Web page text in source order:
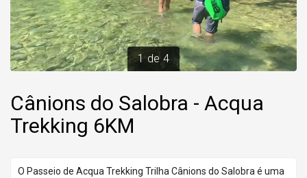
1 de 4
Cânions do Salobra - Acqua
Trekking 6KM
O Passeio de Acqua Trekking Trilha Cânions do Salobra é uma